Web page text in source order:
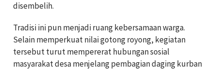
disembelih.
Tradisi ini pun menjadi ruang kebersamaan warga.
Selain memperkuat nilai gotong royong, kegiatan
tersebut turut mempererat hubungan sosial
masyarakat desa menjelang pembagian daging kurban